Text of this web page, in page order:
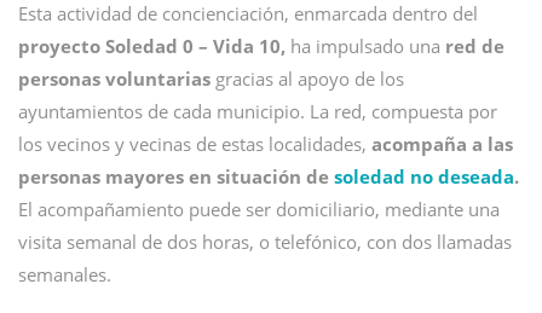
Esta actividad de concienciación, enmarcada dentro del
proyecto Soledad 0 – Vida 10, ha impulsado una red de
personas voluntarias gracias al apoyo de los
ayuntamientos de cada municipio. La red, compuesta por
los vecinos y vecinas de estas localidades, acompaña a las
personas mayores en situación de soledad no deseada.
El acompañamiento puede ser domiciliario, mediante una
visita semanal de dos horas, o telefónico, con dos llamadas
semanales.